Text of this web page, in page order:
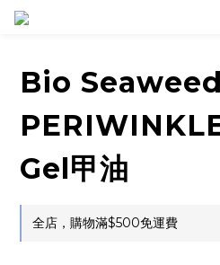
Bio
Gel甲油
全店，購物滿$500免運費